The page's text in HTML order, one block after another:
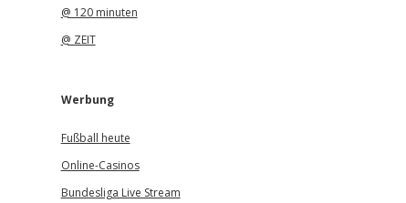
@ 120 minuten
@ ZEIT
Werbung
Fußball heute
Online-Casinos
Bundesliga Live Stream